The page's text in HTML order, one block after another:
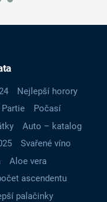
Nejlepší horory
Partie
Počasí
Auto – katalog
Svařené víno
Aloe vera
ascendentu
palačinky